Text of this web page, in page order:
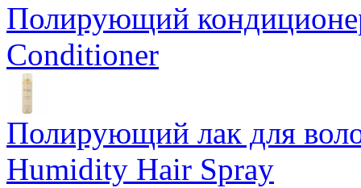
Полирующий
Conditioner
Полирующий лак для
Humidity Hair Spray